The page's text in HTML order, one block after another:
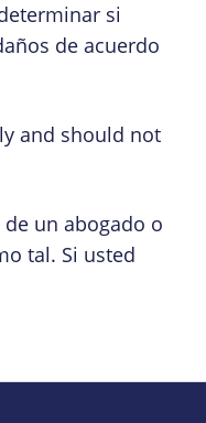
si
de acuerdo
and should not
un abogado o
tal. Si usted